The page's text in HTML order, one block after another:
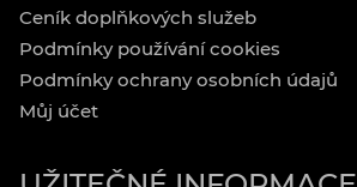
Ceník doplňkových služeb
Podmínky používání cookies
Podmínky ochrany osobních údajů
Můj účet